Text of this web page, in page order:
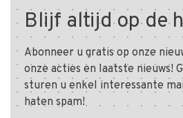
Blijf altijd op de
Abonneer u gratis op onze
onze acties en laatste nieuws!
sturen u enkel interessante
haten spam!